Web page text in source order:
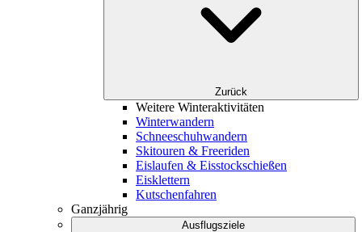
Zurück
Weitere Winteraktivitäten
Winterwandern
Schneeschuhwandern
Skitouren & Freeriden
Eislaufen & Eisstockschießen
Eisklettern
Kutschenfahren
Ganzjährig
Ausflugsziele